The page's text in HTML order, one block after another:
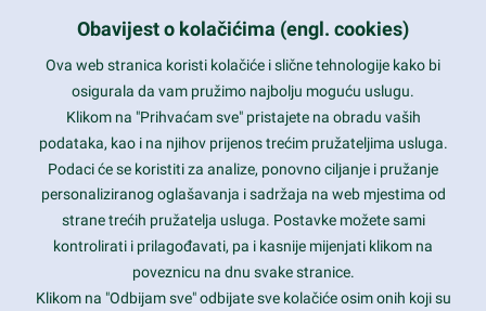
Latest trends and much more...
Contact Info
1600 Amphitheatre Parkway, Mountain View, CA 94043
prothemes.net@gmail.com
Obavijest o kolačićima (engl. cookies)
Ova web stranica koristi kolačiće i slične tehnologije kako bi
osigurala da vam pružimo najbolju moguću uslugu.
Klikom na "Prihvaćam sve" pristajete na obradu vaših
podataka, kao i na njihov prijenos trećim pružateljima usluga.
Podaci će se koristiti za analize, ponovno ciljanje i pružanje
personaliziranog oglašavanja i sadržaja na web mjestima od
strane trećih pružatelja usluga. Postavke možete sami
kontrolirati i prilagođavati, pa i kasnije mijenjati klikom na
poveznicu na dnu svake stranice.
Klikom na "Odbijam sve" odbijate sve kolačiće osim onih koji su